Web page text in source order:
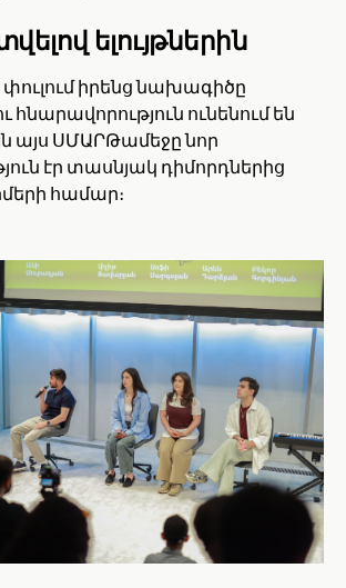
ելույթներին
իրենց նախագիծը
հնարավորություն ունենում են
այս ՍՄԱՐԹամեջը նոր
էր տասնյակ դիմորդներից
համար։